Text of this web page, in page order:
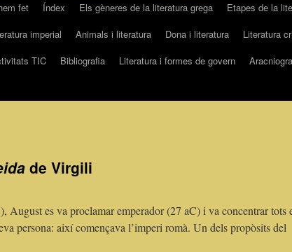
fet Índex Els gèneres de la literatura grega Etapes de la
imperial Animals i literatura Dona i literatura
Literatura
TIC Bibliografia Literatura i formes de govern
de Virgili
es va proclamar emperador (27 aC) i va concentrar tots
persona: així començava l’imperi romà. Un dels propòsits del